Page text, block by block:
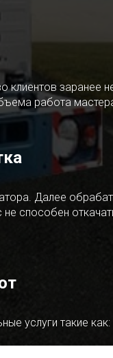
заранее
работа
Далее
способен
услуги такие